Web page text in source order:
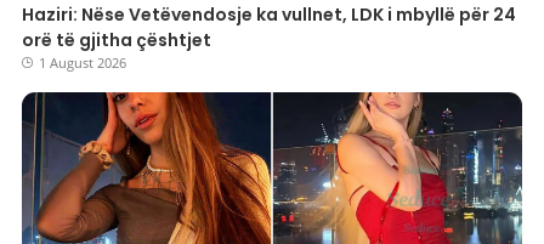
Haziri: Nëse Vetëvendosje ka vullnet, LDK i mbyllë për 24
orë të gjitha çështjet
1 August 2026